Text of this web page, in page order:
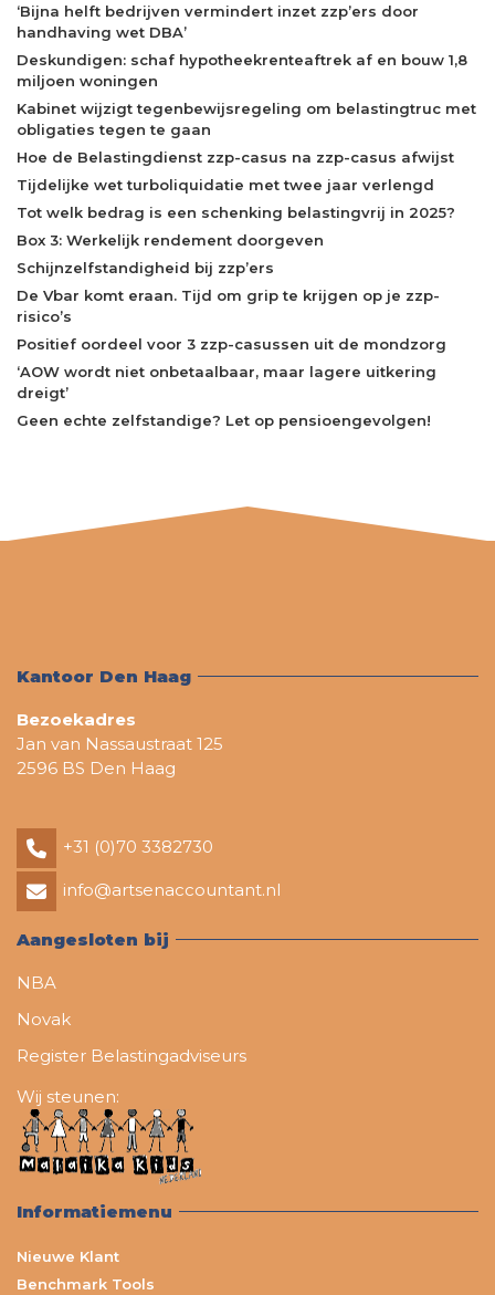
‘Bijna helft bedrijven vermindert inzet zzp’ers door
handhaving wet DBA’
Deskundigen: schaf hypotheekrenteaftrek af en bouw 1,8
miljoen woningen
Kabinet wijzigt tegenbewijsregeling om belastingtruc met
obligaties tegen te gaan
Hoe de Belastingdienst zzp-casus na zzp-casus afwijst
Tijdelijke wet turboliquidatie met twee jaar verlengd
Tot welk bedrag is een schenking belastingvrij in 2025?
Box 3: Werkelijk rendement doorgeven
Schijnzelfstandigheid bij zzp’ers
De Vbar komt eraan. Tijd om grip te krijgen op je zzp-
risico’s
Positief oordeel voor 3 zzp-casussen uit de mondzorg
‘AOW wordt niet onbetaalbaar, maar lagere uitkering
dreigt’
Geen echte zelfstandige? Let op pensioengevolgen!
Kantoor Den Haag
Bezoekadres
Jan van Nassaustraat 125
2596 BS Den Haag
+31 (0)70 3382730
info@artsenaccountant.nl
Aangesloten bij
NBA
Novak
Register Belastingadviseurs
Wij steunen:
Informatiemenu
Nieuwe Klant
Benchmark Tools